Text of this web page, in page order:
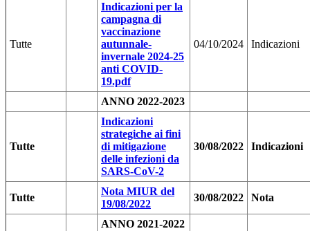
Tutte
Indicazioni per la
campagna di
vaccinazione
autunnale-
invernale 2024-25
anti COVID-
19.pdf
04/10/2024 Indicazioni
ANNO 2022-2023
Tutte
Indicazioni
strategiche ai fini
di mitigazione
delle infezioni da
SARS-CoV-2
30/08/2022 Indicazioni
Tutte
Nota MIUR del
19/08/2022
30/08/2022 Nota
ANNO 2021-2022